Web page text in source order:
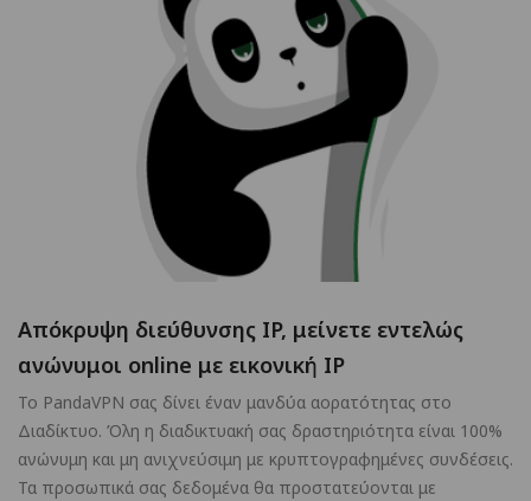
Απόκρυψη διεύθυνσης IP, μείνετε εντελώς
ανώνυμοι online με εικονική IP
Το PandaVPN σας δίνει έναν μανδύα αορατότητας στο
Διαδίκτυο. Όλη η διαδικτυακή σας δραστηριότητα είναι 100%
ανώνυμη και μη ανιχνεύσιμη με κρυπτογραφημένες συνδέσεις.
Τα προσωπικά σας δεδομένα θα προστατεύονται με